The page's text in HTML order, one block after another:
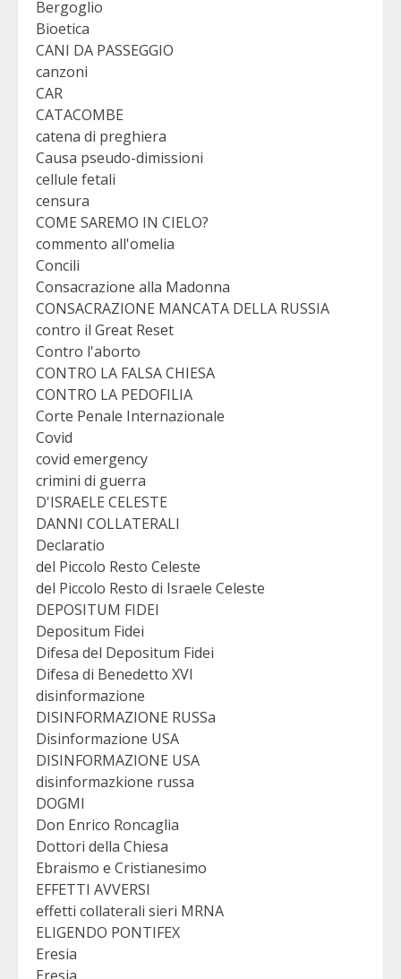
Bergoglio
Bioetica
CANI DA PASSEGGIO
canzoni
CAR
CATACOMBE
catena di preghiera
Causa pseudo-dimissioni
cellule fetali
censura
COME SAREMO IN CIELO?
commento all'omelia
Concili
Consacrazione alla Madonna
CONSACRAZIONE MANCATA DELLA RUSSIA
contro il Great Reset
Contro l'aborto
CONTRO LA FALSA CHIESA
CONTRO LA PEDOFILIA
Corte Penale Internazionale
Covid
covid emergency
crimini di guerra
D'ISRAELE CELESTE
DANNI COLLATERALI
Declaratio
del Piccolo Resto Celeste
del Piccolo Resto di Israele Celeste
DEPOSITUM FIDEI
Depositum Fidei
Difesa del Depositum Fidei
Difesa di Benedetto XVI
disinformazione
DISINFORMAZIONE RUSSa
Disinformazione USA
DISINFORMAZIONE USA
disinformazkione russa
DOGMI
Don Enrico Roncaglia
Dottori della Chiesa
Ebraismo e Cristianesimo
EFFETTI AVVERSI
effetti collaterali sieri MRNA
ELIGENDO PONTIFEX
Eresia